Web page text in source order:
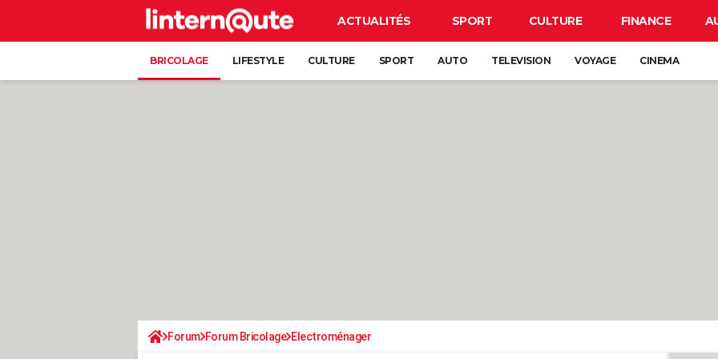
ACTUALITÉS SPORT CULTURE FINANCE
BRICOLAGE LIFESTYLE CULTURE SPORT AUTO TELEVISION VOYAGE CINEMA
Forum Forum Bricolage Electroménager